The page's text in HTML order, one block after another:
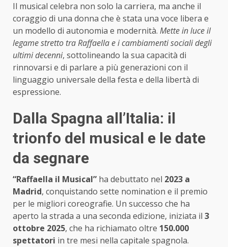
Il musical celebra non solo la carriera, ma anche il
coraggio di una donna che è stata una voce libera e
un modello di autonomia e modernità. Mette in luce il
legame stretto tra Raffaella e i cambiamenti sociali degli
ultimi decenni, sottolineando la sua capacità di
rinnovarsi e di parlare a più generazioni con il
linguaggio universale della festa e della libertà di
espressione.
Dalla Spagna all’Italia: il
trionfo del musical e le date
da segnare
“Raffaella il Musical” ha debuttato nel 2023 a
Madrid, conquistando sette nomination e il premio
per le migliori coreografie. Un successo che ha
aperto la strada a una seconda edizione, iniziata il 3
ottobre 2025, che ha richiamato oltre 150.000
spettatori in tre mesi nella capitale spagnola.